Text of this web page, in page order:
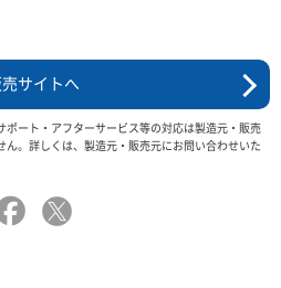
売サイトへ
ポート・アフターサービス等の対応は製造元・販売
。詳しくは、製造元・販売元にお問い合わせいた